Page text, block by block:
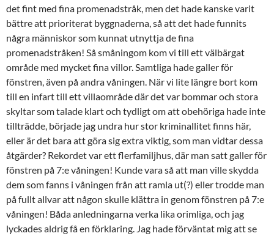
det fint med fina promenadstråk, men det hade kanske varit
bättre att prioriterat byggnaderna, så att det hade funnits
några människor som kunnat utnyttja de fina
promenadstråken! Så småningom kom vi till ett välbärgat
område med mycket fina villor. Samtliga hade galler för
fönstren, även på andra våningen. När vi lite längre bort kom
till en infart till ett villaområde där det var bommar och stora
skyltar som talade klart och tydligt om att obehöriga hade inte
tillträdde, började jag undra hur stor kriminallitet finns här,
eller är det bara att göra sig extra viktig, som man vidtar dessa
åtgärder? Rekordet var ett flerfamiljhus, där man satt galler för
fönstren på 7:e våningen! Kunde vara så att man ville skydda
dem som fanns i våningen från att ramla ut(?) eller trodde man
på fullt allvar att någon skulle klättra in genom fönstren på 7:e
våningen! Båda anledningarna verka lika orimliga, och jag
lyckades aldrig få en förklaring. Jag hade förväntat mig att se